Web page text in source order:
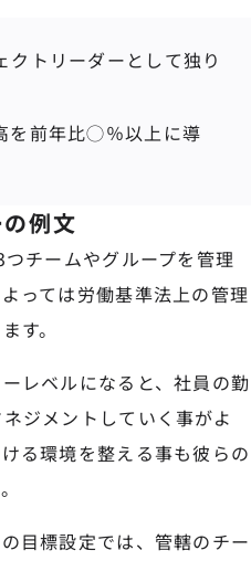
トリーダーとして独り
を前年比◯％以上に導
例文
チームやグループを管理
っては労働基準法上の管理
す。
レベルになると、社員の勤
ジメントしていく事がよ
る環境を整える事も彼らの
目標設定では、管轄のチー